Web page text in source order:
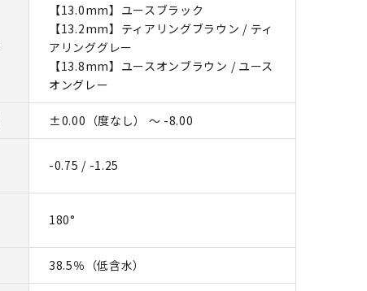
【13.0mm】ユースブラック
【13.2mm】ティアリングブラウン / ティ
アリンググレー
【13.8mm】ユースオンブラウン / ユース
オングレー
±0.00（度なし） ～ -8.00
-0.75 / -1.25
180°
38.5％（低含水）